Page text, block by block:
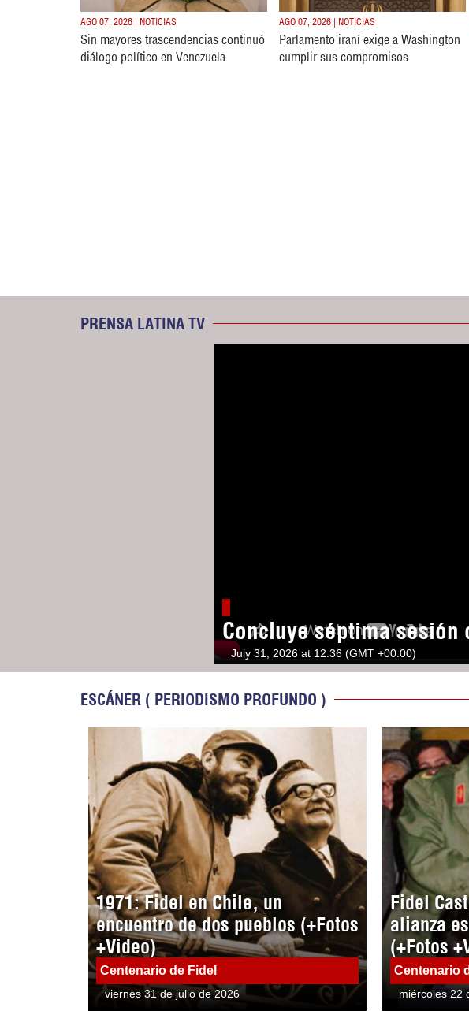
AGO 07, 2026 | NOTICIAS
Sin mayores trascendencias continuó
diálogo político en Venezuela
AGO 07, 2026 | NOTICIAS
Parlamento iraní exige a Washington
cumplir sus compromisos
PRENSA LATINA TV
Concluye séptima
July 31, 2026 at 12:36 (GMT +00:00)
ESCÁNER ( PERIODISMO PROFUNDO )
1971: Fidel en Chile, un
encuentro de dos pueblos (+Fotos
+Video)
Centenario de Fidel
viernes 31 de julio de 2026
Fidel
alianza
(+Fotos
Centenario
miércoles 22